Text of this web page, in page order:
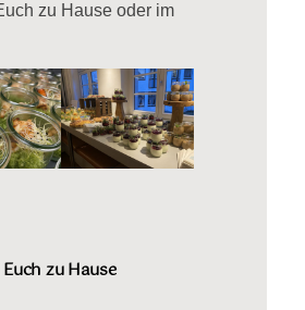
zu Hause oder im
zu Hause